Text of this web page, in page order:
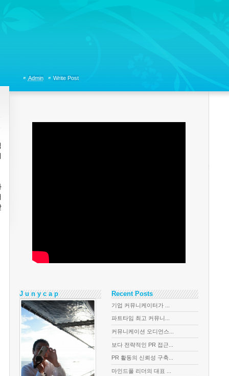
Admin Write Post
J u n y c a p Recent Posts
기업 커뮤니케이터가 ...
파트타임 최고 커뮤니...
커뮤니케이션 오디언스...
보다 전략적인 PR 접근...
PR 활동의 신뢰성 구축...
마인드풀 리더의 대표 ...